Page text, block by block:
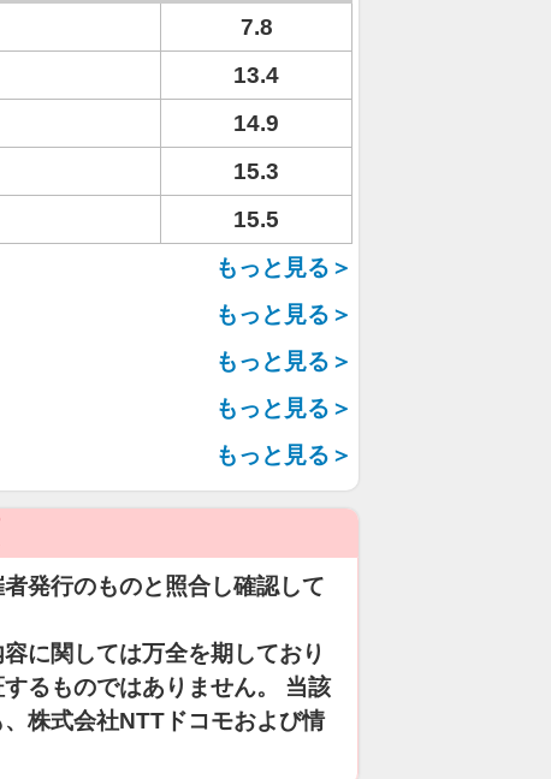
7.8
13.4
14.9
15.3
15.5
もっと見る＞
もっと見る＞
もっと見る＞
もっと見る＞
もっと見る＞
発行のものと照合し確認して
に関しては万全を期しており
るものではありません。 当該
株式会社NTTドコモおよび情